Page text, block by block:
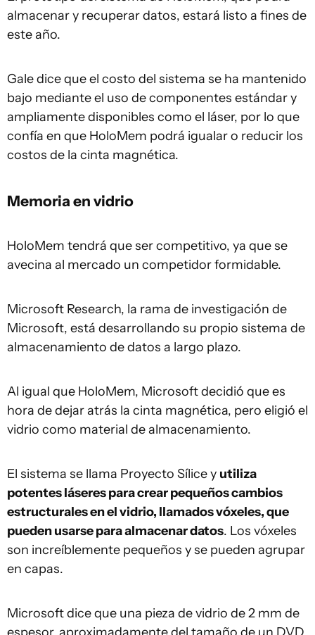
almacenar y recuperar datos, estará listo a fines de
este año.
Gale dice que el costo del sistema se ha mantenido
bajo mediante el uso de componentes estándar y
ampliamente disponibles como el láser, por lo que
confía en que HoloMem podrá igualar o reducir los
costos de la cinta magnética.
Memoria en vidrio
HoloMem tendrá que ser competitivo, ya que se
avecina al mercado un competidor formidable.
Microsoft Research, la rama de investigación de
Microsoft, está desarrollando su propio sistema de
almacenamiento de datos a largo plazo.
Al igual que HoloMem, Microsoft decidió que es
hora de dejar atrás la cinta magnética, pero eligió el
vidrio como material de almacenamiento.
El sistema se llama Proyecto Sílice y utiliza
potentes láseres para crear pequeños cambios
estructurales en el vidrio, llamados vóxeles, que
pueden usarse para almacenar datos. Los vóxeles
son increíblemente pequeños y se pueden agrupar
en capas.
Microsoft dice que una pieza de vidrio de 2 mm de